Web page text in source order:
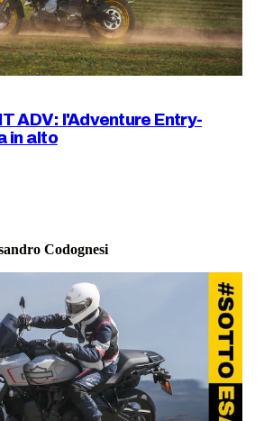
ADV: l'Adventure Entry-
in alto
Codognesi